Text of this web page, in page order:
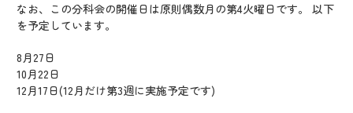
なお、この分科会の開催日は原則偶数月の第4火曜日です。 以下
を予定しています。
8月27日
10月22日
12月17日(12月だけ第3週に実施予定です)